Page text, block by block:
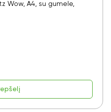
Wow, A4, su gumele,